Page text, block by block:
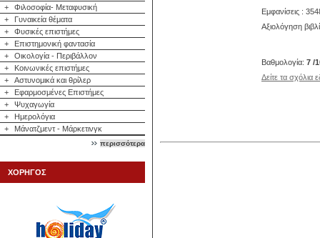
+
Φιλοσοφία- Μεταφυσική
+
Γυναικεία θέματα
+
Φυσικές επιστήμες
+
Επιστημονική φαντασία
+
Οικολογία - Περιβάλλον
+
Κοινωνικές επιστήμες
+
Αστυνομικά και θρίλερ
+
Εφαρμοσμένες Επιστήμες
+
Ψυχαγωγία
+
Ημερολόγια
+
Μάνατζμεντ - Μάρκετινγκ
περισσότερα
ΧΟΡΗΓΟΣ
Εμφανίσεις :
Αξιολόγηση
Βαθμολογία: 7 /
Δείτε τα σχόλια